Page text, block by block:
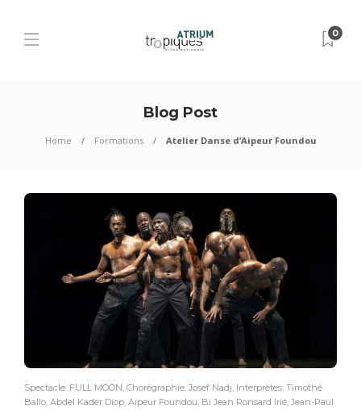
0
Blog Post
Home Formations Atelier Danse d’Aipeur Foundou
Spectacle: FULL MOON, Chorégraphie: Josef Nadj, Interprètes: Timothé
Ballo, Abdel Kader Diop, Aipeur Foundou, Bi Jean Ronsard Irié, Jean-Paul